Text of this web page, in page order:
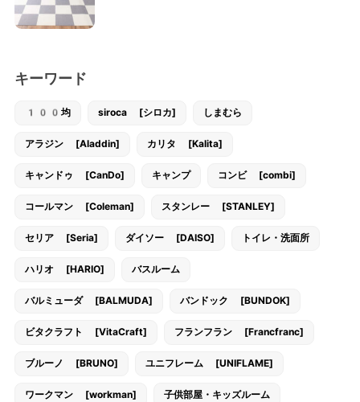
キーワード
100均 siroca [シロカ] しまむら
アラジン [Aladdin] カリタ [Kalita]
キャンドゥ [CanDo] キャンプ コンビ [combi]
コールマン [Coleman] スタンレー [STANLEY]
セリア [Seria] ダイソー [DAISO] トイレ・洗面所
ハリオ [HARIO] バスルーム
バルミューダ [BALMUDA] バンドック [BUNDOK]
ビタクラフト [VitaCraft] フランフラン [Francfranc]
ブルーノ [BRUNO] ユニフレーム [UNIFLAME]
ワークマン [workman] 子供部屋・キッズルーム